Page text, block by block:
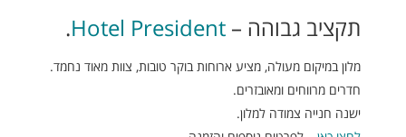
תקציב גבוהה – Hotel President
.
מלון במיקום מעולה, מציע ארוחות בוקר טובות, צוות מאוד נחמד.
חדרים מרווחים ומאובזרים.
ישנה חנייה צמודה למלון.